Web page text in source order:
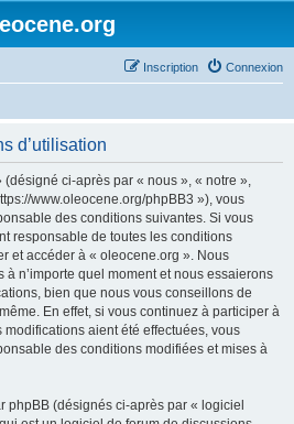
Connexion
Inscription
d’utilisation
ci-après par « nous », « notre »,
www.oleocene.org/phpBB3 »), vous
des conditions suivantes. Si vous
responsable de toutes les conditions
et accéder à « oleocene.org ». Nous
n’importe quel moment et nous essaierons
bien que nous vous conseillons de
En effet, si vous continuez à participer à
aient été effectuées, vous
des conditions modifiées et mises à
phpBB (désignés ci-après par « logiciel